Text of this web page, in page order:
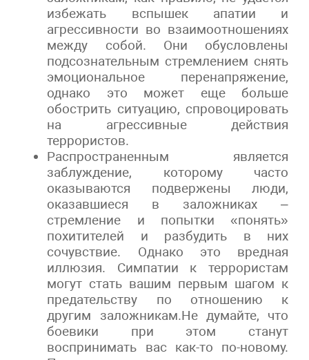
избежать вспышек апатии и
агрессивности во взаимоотношениях
между собой. Они обусловлены
подсознательным стремлением снять
эмоциональное перенапряжение,
однако это может еще больше
обострить ситуацию, спровоцировать
на агрессивные действия
террористов.
Распространенным является
заблуждение, которому часто
оказываются подвержены люди,
оказавшиеся в заложниках –
стремление и попытки «понять»
похитителей и разбудить в них
сочувствие. Однако это вредная
иллюзия. Симпатии к террористам
могут стать вашим первым шагом к
предательству по отношению к
другим заложникам.Не думайте, что
боевики при этом станут
воспринимать вас как-то по-новому.